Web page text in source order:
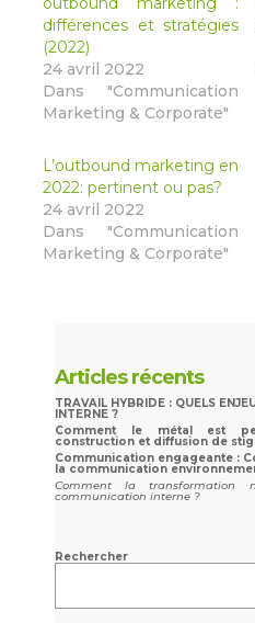
différences et stratégies
(2022)
24 avril 2022
Dans "Communication
Marketing & Corporate"
L’outbound marketing en
2022: pertinent ou pas?
24 avril 2022
Dans "Communication
Marketing & Corporate"
Articles récents
TRAVAIL HYBRIDE : QUELS
INTERNE ?
Comment le métal est
construction et diffusion de
Communication engageante :
la communication
Comment la transformation
communication interne ?
Rechercher